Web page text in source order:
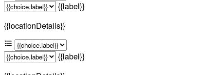
{{label}}
{{locationDetails}}
{{label}}